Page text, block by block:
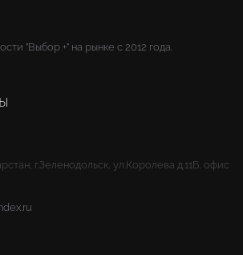
"Выбор +" на рынке с 2012 года.
г.Зеленодольск, ул.Королева д.11Б, офис